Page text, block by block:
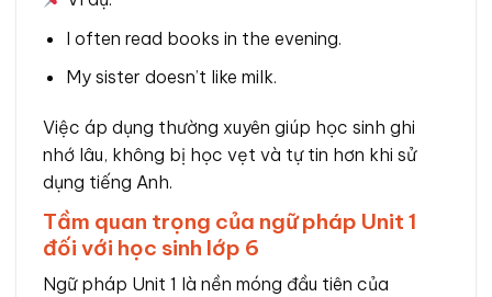
I often read books in the evening.
My sister doesn’t like milk.
Việc áp dụng thường xuyên giúp học sinh ghi
nhớ lâu, không bị học vẹt và tự tin hơn khi sử
dụng tiếng Anh.
Tầm quan trọng của ngữ pháp Unit 1
đối với học sinh lớp 6
Ngữ pháp Unit 1 là nền móng đầu tiên của